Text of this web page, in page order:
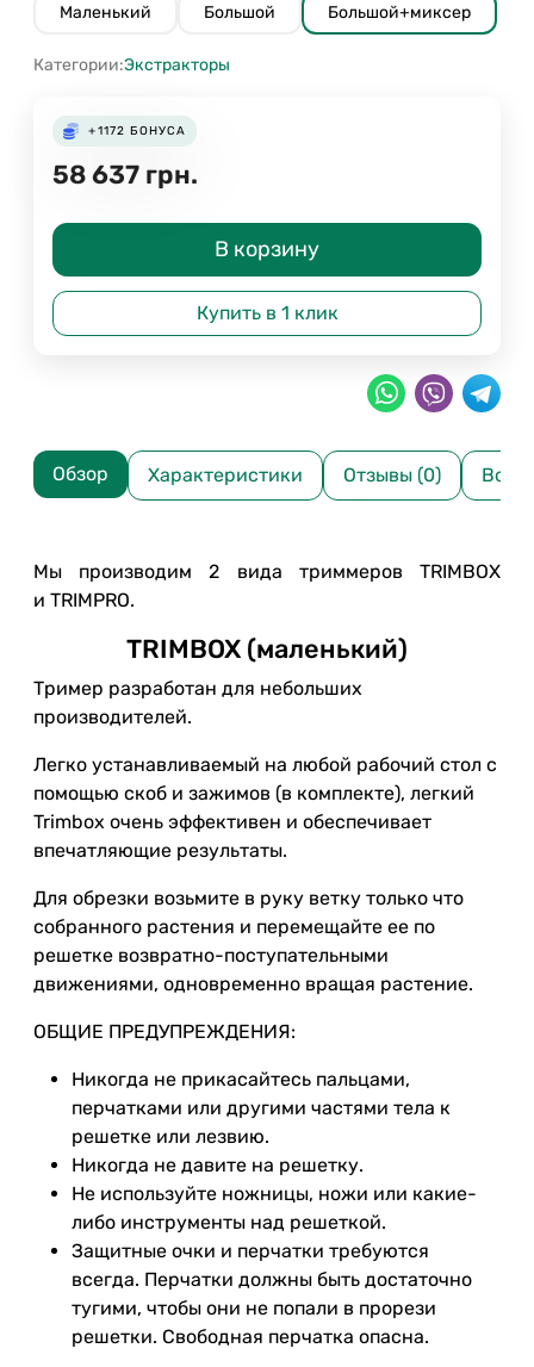
Маленький Большой Большой+миксер
Категории:Экстракторы
+1172 БОНУСА
58 637 грн.
В корзину
Купить в 1 клик
Обзор Характеристики Отзывы (0)
Мы производим 2 вида триммеров TRIMBOX
и TRIMPRO.
TRIMBOX (маленький)
Тример разработан для небольших
производителей.
Легко устанавливаемый на любой рабочий стол с
помощью скоб и зажимов (в комплекте), легкий
Trimbox очень эффективен и обеспечивает
впечатляющие результаты.
Для обрезки возьмите в руку ветку только что
собранного растения и перемещайте ее по
решетке возвратно-поступательными
движениями, одновременно вращая растение.
ОБЩИЕ ПРЕДУПРЕЖДЕНИЯ:
Никогда не прикасайтесь пальцами,
перчатками или другими частями тела к
решетке или лезвию.
Никогда не давите на решетку.
Не используйте ножницы, ножи или какие-
либо инструменты над решеткой.
Защитные очки и перчатки требуются
всегда. Перчатки должны быть достаточно
тугими, чтобы они не попали в прорези
решетки. Свободная перчатка опасна.